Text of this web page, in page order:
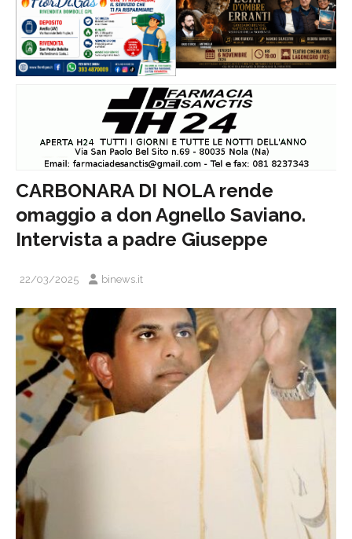
CARBONARA DI NOLA rende
omaggio a don Agnello Saviano.
Intervista a padre Giuseppe
22/03/2025 binews.it